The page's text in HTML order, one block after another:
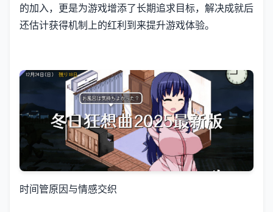
的加入​​，更是为游戏增添了长期追求目标，解决成就后
还估计获得机制上的红利到来提升游戏体验。
时间管原因与情感交织